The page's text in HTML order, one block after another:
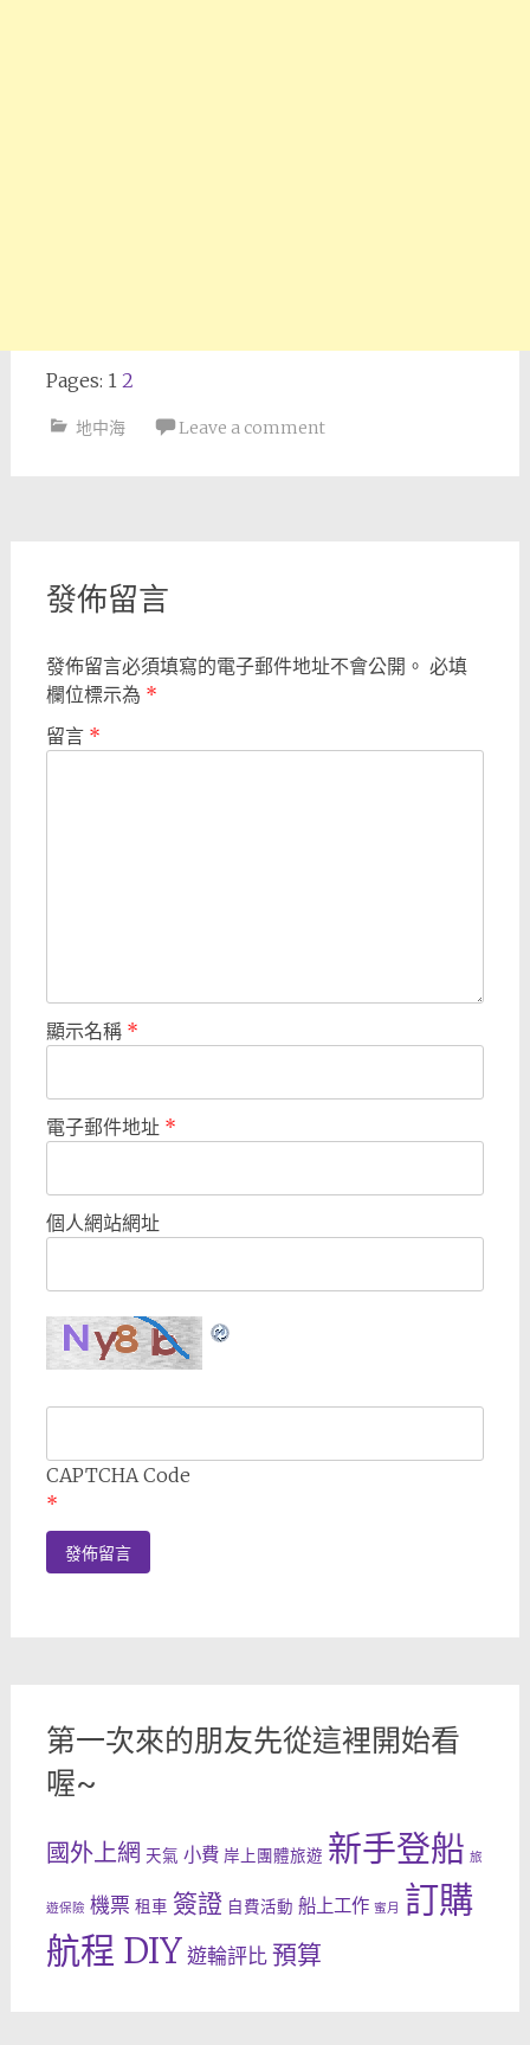
Pages: 1 2
地中海 Leave a comment
navigation
發佈留言
發佈留言必須填寫的電子郵件地址不會公開。 必填
欄位標示為 *
留言 *
顯示名稱 *
電子郵件地址 *
個人網站網址
CAPTCHA Code
*
第一次來的朋友先從這裡開始看
喔~
國外上網 天氣 小費 岸上團體旅遊 新手登船 旅
遊保險 機票 租車 簽證 自費活動 船上工作 蜜月
訂購
航程 DIY遊輪評比預算